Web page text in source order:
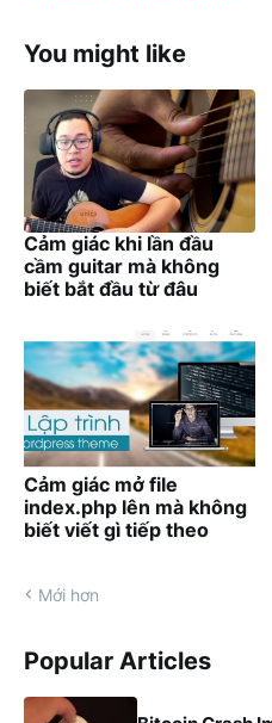
You might like
Cảm giác khi lần đầu
cầm guitar mà không
biết bắt đầu từ đâu
Cảm giác mở file
index.php lên mà không
biết viết gì tiếp theo
Mới hơn
Popular Articles